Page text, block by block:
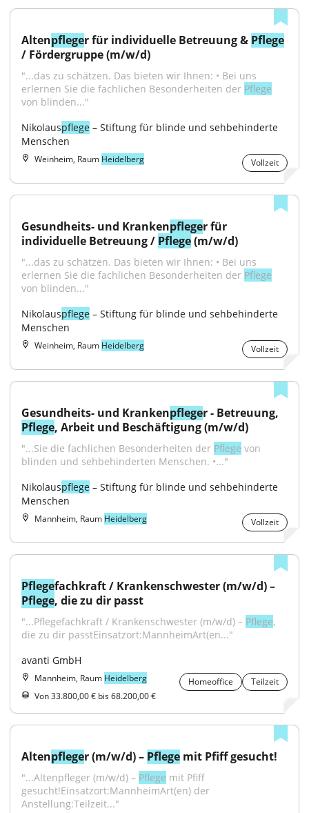
Altenpfleger für individuelle Betreuung & Pflege
/ Fördergruppe (m/w/d)
"...das zu schätzen. Das bieten wir Ihnen: • Bei uns
erlernen Sie die fachlichen Besonderheiten der Pflege
von blinden..."
Nikolauspflege – Stiftung für blinde und sehbehinderte
Menschen
Weinheim, Raum Heidelberg Vollzeit
Gesundheits- und Krankenpfleger für
individuelle Betreuung / Pflege (m/w/d)
"...das zu schätzen. Das bieten wir Ihnen: • Bei uns
erlernen Sie die fachlichen Besonderheiten der Pflege
von blinden..."
Nikolauspflege – Stiftung für blinde und sehbehinderte
Menschen
Weinheim, Raum Heidelberg Vollzeit
Gesundheits- und Krankenpflege
Pflege, Arbeit und Beschäftigung (m/w/d)
"...Sie die fachlichen Besonderheiten der Pflege von
blinden und sehbehinderten Menschen. •..."
Nikolauspflege – Stiftung für blinde und sehbehinderte
Menschen
Mannheim, Raum Heidelberg Vollzeit
Pflege
Pflege, die zu dir passt
"...Pflegefachkraft / Krankenschwester (m/w/d) – Pflege,
die zu dir passtEinsatzort:MannheimArt(en..."
avanti GmbH
Mannheim, Raum Heidelberg Homeoffice
Teilzeit
Von 33.800,00 € bis 68.200,00 €
Altenpfleger (m/w/d) – Pflege mit Pfiff gesucht!
"...Altenpfleger (m/w/d) – Pflege mit Pfiff
gesucht!Einsatzort:MannheimArt(en) der
Anstellung:Teilzeit..."